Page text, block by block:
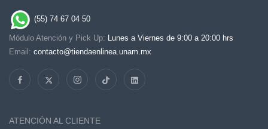
(55) 74 67 04 50
Módulo Atención y Pick Up: Lunes a Viernes de 9:00 a 20:00 hrs
Email: contacto@tiendaenlinea.unam.mx
ATENCIÓN AL CLIENTE